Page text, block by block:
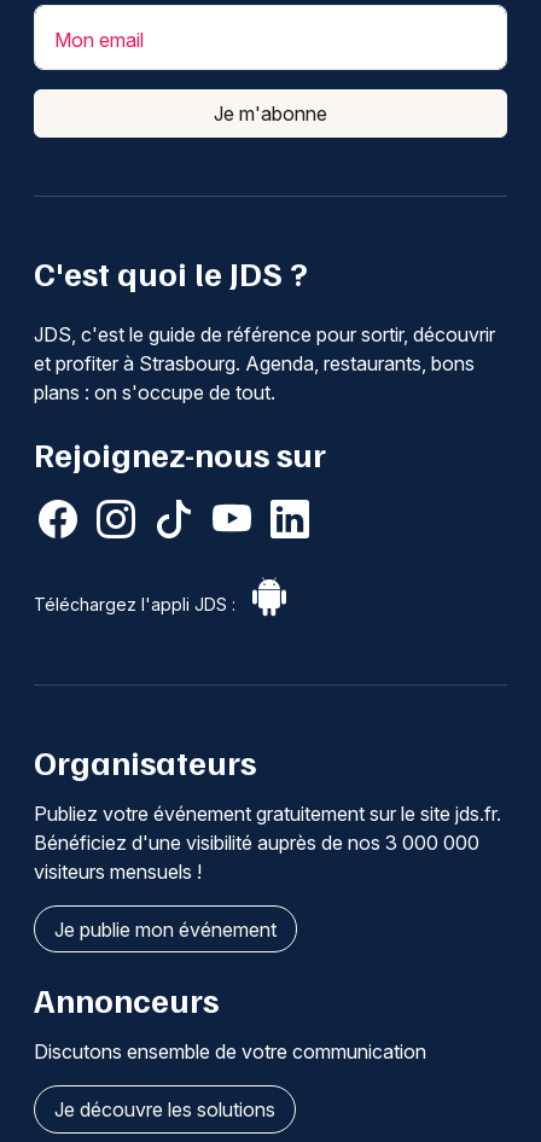
C'est quoi le JDS ?
JDS, c'est le guide de référence pour sortir, découvrir
et profiter à Strasbourg. Agenda, restaurants, bons
plans : on s'occupe de tout.
Rejoignez-nous sur
Téléchargez l'appli JDS :
Mon email
Je m'abonne
Organisateurs
Publiez votre événement gratuitement sur le site jds.fr.
Bénéficiez d'une visibilité auprès de nos 3 000 000
visiteurs mensuels !
Je publie mon événement
Annonceurs
Discutons ensemble de votre communication
Je découvre les solutions